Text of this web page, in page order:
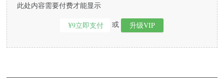
此处内容需要付费才能显示
¥9立即支付 或 升级VIP